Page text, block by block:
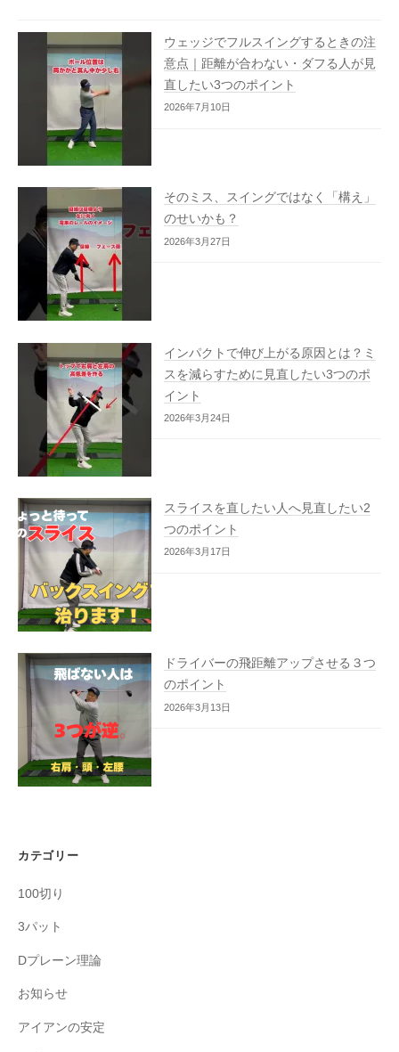
ウェッジでフルスイングするときの注
意点｜距離が合わない・ダフる人が見
直したい3つのポイント
2026年7月10日
そのミス、スイングではなく「構え」
のせいかも？
2026年3月27日
インパクトで伸び上がる原因とは？ミ
スを減らすために見直したい3つのポ
イント
2026年3月24日
スライスを直したい人へ見直したい2
つのポイント
2026年3月17日
ドライバーの飛距離アップさせる３つ
のポイント
2026年3月13日
カテゴリー
100切り
3パット
Dプレーン理論
お知らせ
アイアンの安定